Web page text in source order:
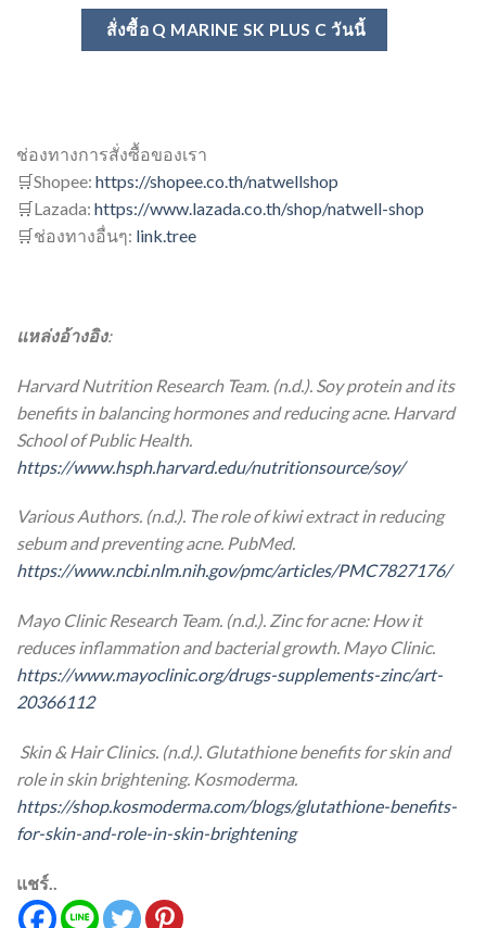
สั่งซื้อ Q MARINE SK PLUS C วันนี้
ช่องทางการสั่งซื้อของเรา
🛒Shopee: https://shopee.co.th/natwellshop
🛒Lazada: https://www.lazada.co.th/shop/natwell-shop
🛒ช่องทางอื่นๆ: link.tree
แหล่งอ้างอิง:
Harvard Nutrition Research Team. (n.d.). Soy protein and its
benefits in balancing hormones and reducing acne. Harvard
School of Public Health.
https://www.hsph.harvard.edu/nutritionsource/soy/
Various Authors. (n.d.). The role of kiwi extract in reducing
sebum and preventing acne. PubMed.
https://www.ncbi.nlm.nih.gov/pmc/articles/PMC7827176/
Mayo Clinic Research Team. (n.d.). Zinc for acne: How it
reduces inflammation and bacterial growth. Mayo Clinic.
https://www.mayoclinic.org/drugs-supplements-zinc/art-
20366112
Skin & Hair Clinics. (n.d.). Glutathione benefits for skin and
role in skin brightening. Kosmoderma.
https://shop.kosmoderma.com/blogs/glutathione-benefits-
for-skin-and-role-in-skin-brightening
แชร์..